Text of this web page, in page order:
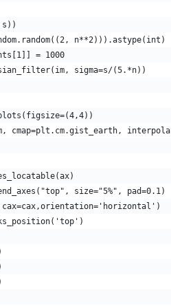
s))
n**2))).astype(int)
= 1000
sigma=s/(5.*n))
cmap=plt.cm.gist_earth,
size="5%", pad=0.1)